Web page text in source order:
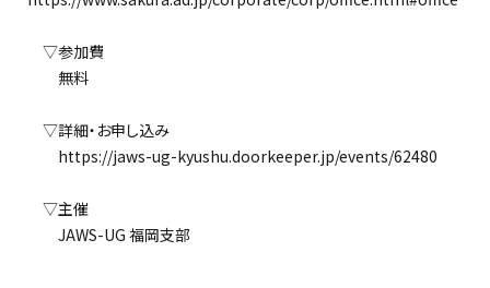
▽参加費
無料
▽詳細・お申し込み
https://jaws-ug-kyushu.doorkeeper.jp/events/62480
▽主催
JAWS-UG 福岡支部